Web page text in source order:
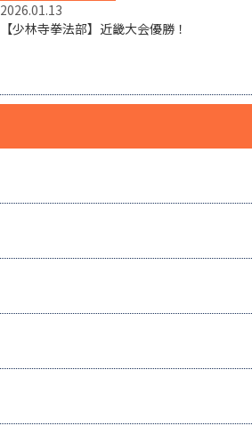
2026.01.13
【少林寺拳法部】近畿大会優勝！